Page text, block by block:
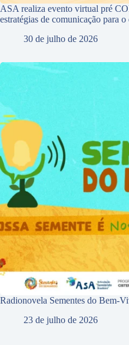
ASA realiza evento virtual pré
estratégias de comunicação para
30 de julho de 2026
Radionovela Sementes do Bem-
23 de julho de 2026